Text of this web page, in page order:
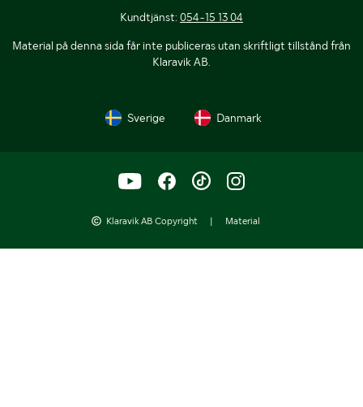
Kundtjänst: 054-15 13 04
Material på denna sida får inte publiceras utan skriftligt tillstånd från
Klaravik AB.
Sverige Danmark
Klaravik AB Copyright | Material